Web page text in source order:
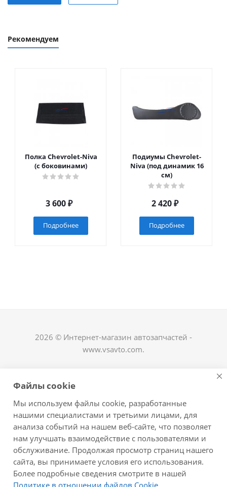
Рекомендуем
Полка Chevrolet-Niva
(с боковинами)
3 600₽
Подробнее
Подиумы Chevrolet-
Niva (под динамик 16
см)
2 420₽
Подробнее
2026 © Интернет-магазин автозапчастей -
www.vsavto.com.
+7 (8482) 622-122 avtovs@yandex.ru
г. Тольятти, ул. Офицерская 14, ГСК "Пламя", 4
этаж, офис 476
Оставайтесь на связи
Файлы cookie
Мы используем файлы cookie, разработанные
нашими специалистами и третьими лицами, для
анализа событий на нашем веб-сайте, что позволяет
нам улучшать взаимодействие с пользователями и
обслуживание. Продолжая просмотр страниц нашего
сайта, вы принимаете условия его использования.
Более подробные сведения смотрите в нашей
Политике в отношении файлов Cookie